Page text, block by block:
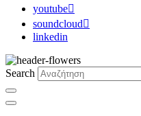
youtube
soundcloud
linkedin
Search